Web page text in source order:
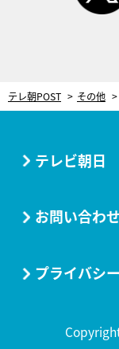
テレ朝POST その他
テレビ朝日
お問い合わせ
プライバシ